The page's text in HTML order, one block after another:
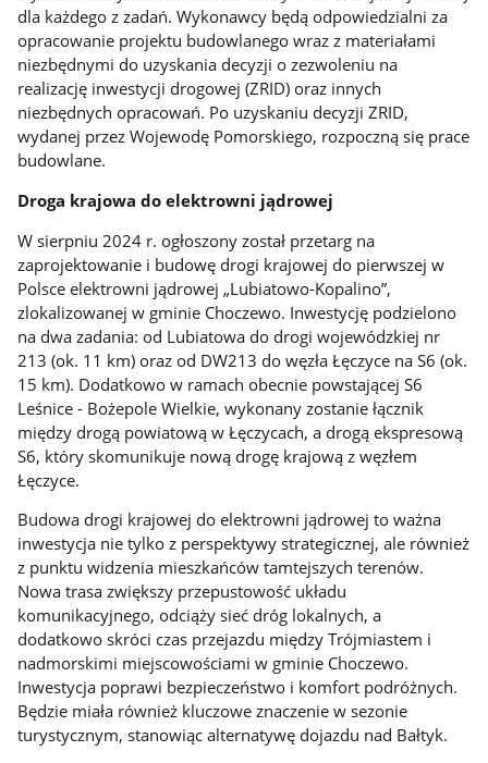
dla każdego z zadań. Wykonawcy będą odpowiedzialni za
opracowanie projektu budowlanego wraz z materiałami
niezbędnymi do uzyskania decyzji o zezwoleniu na
realizację inwestycji drogowej (ZRID) oraz innych
niezbędnych opracowań. Po uzyskaniu decyzji ZRID,
wydanej przez Wojewodę Pomorskiego, rozpoczną się prace
budowlane.
Droga krajowa do elektrowni jądrowej
W sierpniu 2024 r. ogłoszony został przetarg na
zaprojektowanie i budowę drogi krajowej do pierwszej w
Polsce elektrowni jądrowej „Lubiatowo-Kopalino”,
zlokalizowanej w gminie Choczewo. Inwestycję podzielono
na dwa zadania: od Lubiatowa do drogi wojewódzkiej nr
213 (ok. 11 km) oraz od DW213 do węzła Łęczyce na S6 (ok.
15 km). Dodatkowo w ramach obecnie powstającej S6
Leśnice - Bożepole Wielkie, wykonany zostanie łącznik
między drogą powiatową w Łęczycach, a drogą ekspresową
S6, który skomunikuje nową drogę krajową z węzłem
Łęczyce.
Budowa drogi krajowej do elektrowni jądrowej to ważna
inwestycja nie tylko z perspektywy strategicznej, ale również
z punktu widzenia mieszkańców tamtejszych terenów.
Nowa trasa zwiększy przepustowość układu
komunikacyjnego, odciąży sieć dróg lokalnych, a
dodatkowo skróci czas przejazdu między Trójmiastem i
nadmorskimi miejscowościami w gminie Choczewo.
Inwestycja poprawi bezpieczeństwo i komfort podróżnych.
Będzie miała również kluczowe znaczenie w sezonie
turystycznym, stanowiąc alternatywę dojazdu nad Bałtyk.